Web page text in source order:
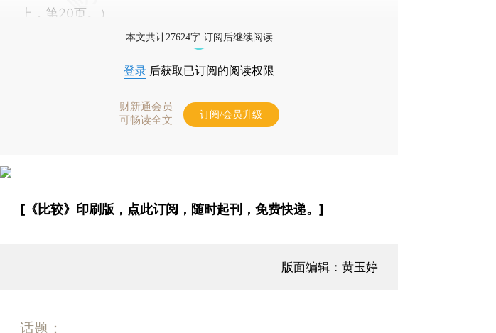
上，第20页。）
本文共计27624字 订阅后继续阅读
登录 后获取已订阅的阅读权限
财新通会员
可畅读全文
订阅/会员升级
[《比较》印刷版， 点此订阅 ，随时起刊，免费快递。]
版面编辑：黄玉婷
话题：